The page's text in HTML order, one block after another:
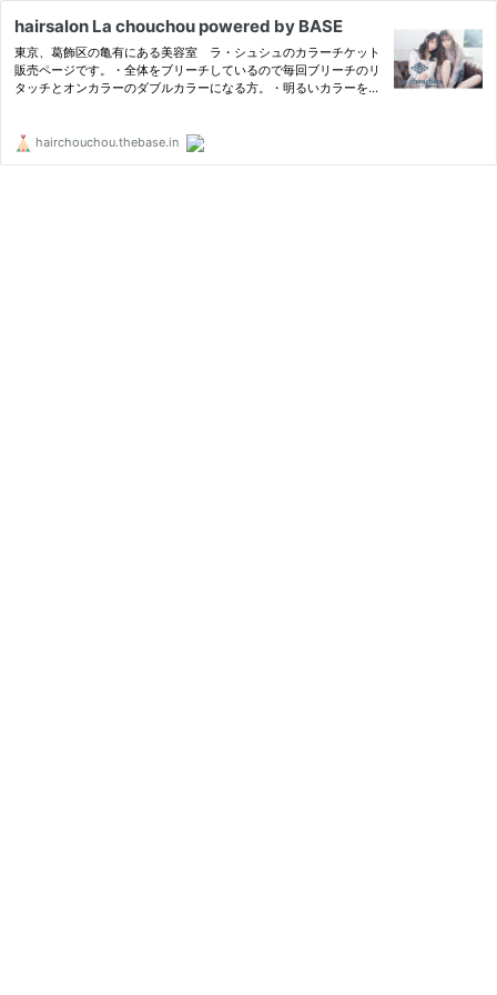
hairsalon La chouchou powered by BASE
東京、葛飾区の亀有にある美容室 ラ・シュシュのカラーチケット
販売ページです。・全体をブリーチしているので毎回ブリーチのリ
タッチとオンカラーのダブルカラーになる方。・明るいカラーを維
hairchouchou.thebase.in